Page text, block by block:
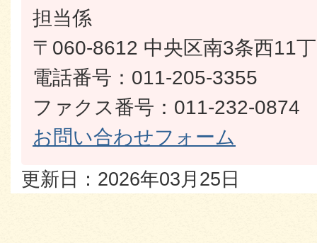
担当係
〒060-8612 中央区南3条西11
電話番号：011-205-3355
ファクス番号：011-232-0874
お問い合わせフォーム
更新日：2026年03月25日